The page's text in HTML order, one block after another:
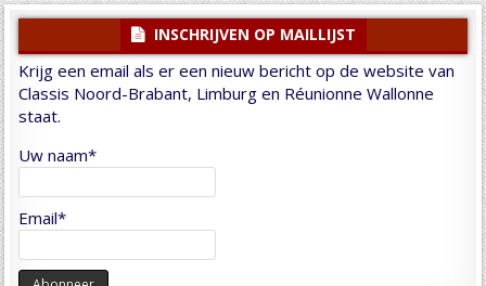
INSCHRIJVEN OP MAILLIJST
Krijg een email als er een nieuw bericht op de website van
Classis Noord-Brabant, Limburg en Réunionne Wallonne
staat.
Uw naam*
Email*